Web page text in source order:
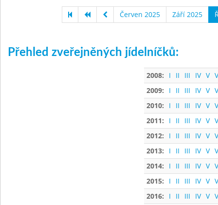
Červen 2025 Září 2025
Přehled zveřejněných jídelníčků:
2008: I II III IV V
2009:
I II III IV V
2010:
I II III IV V
2011:
I II III IV V
2012:
I II III IV V
2013:
I II III IV V
2014:
I II III IV V
2015:
I II III IV V
2016:
I II III IV V